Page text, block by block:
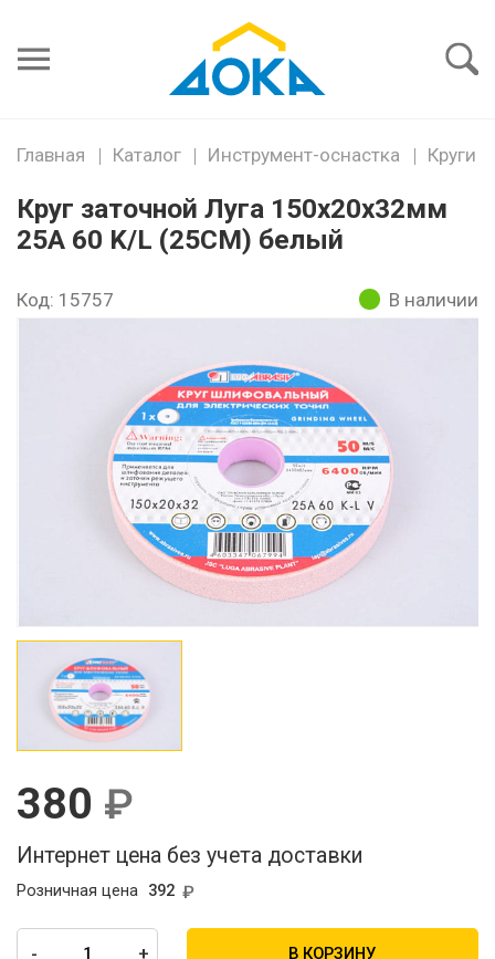
пароль
Главная Каталог Инструмент-оснастка Круги
Круг заточной Луга 150х20х32мм
25А 60 K/L (25СМ) белый
Код: 15757 В наличии
380
Интернет цена без учета доставки
392
Розничная цена
- + В КОРЗИНУ